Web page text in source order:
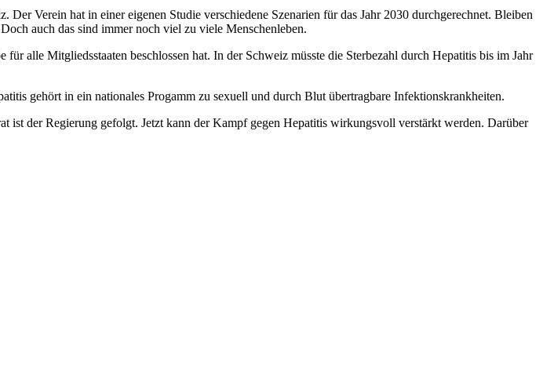
Verein hat in einer eigenen Studie verschiedene Szenarien für das Jahr 2030 durchgerechnet. Bleiben
auch das sind immer noch viel zu viele Menschenleben.
alle Mitgliedsstaaten beschlossen hat. In der Schweiz müsste die Sterbezahl durch Hepatitis bis im Jahr
gehört in ein nationales Progamm zu sexuell und durch Blut übertragbare Infektionskrankheiten.
ist der Regierung gefolgt. Jetzt kann der Kampf gegen Hepatitis wirkungsvoll verstärkt werden. Darüber